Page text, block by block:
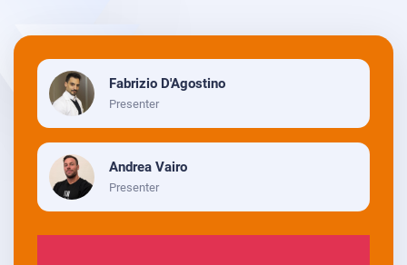
Fabrizio D'Agostino
Presenter
Andrea Vairo
Presenter